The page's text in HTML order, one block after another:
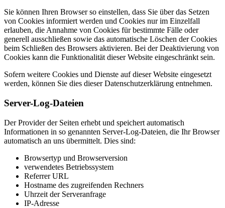
Sie können Ihren Browser so einstellen, dass Sie über das Setzen
von Cookies informiert werden und Cookies nur im Einzelfall
erlauben, die Annahme von Cookies für bestimmte Fälle oder
generell ausschließen sowie das automatische Löschen der Cookies
beim Schließen des Browsers aktivieren. Bei der Deaktivierung von
Cookies kann die Funktionalität dieser Website eingeschränkt sein.
Sofern weitere Cookies und Dienste auf dieser Website eingesetzt
werden, können Sie dies dieser Datenschutzerklärung entnehmen.
Server-Log-Dateien
Der Provider der Seiten erhebt und speichert automatisch
Informationen in so genannten Server-Log-Dateien, die Ihr Browser
automatisch an uns übermittelt. Dies sind:
Browsertyp und Browserversion
verwendetes Betriebssystem
Referrer URL
Hostname des zugreifenden Rechners
Uhrzeit der Serveranfrage
IP-Adresse